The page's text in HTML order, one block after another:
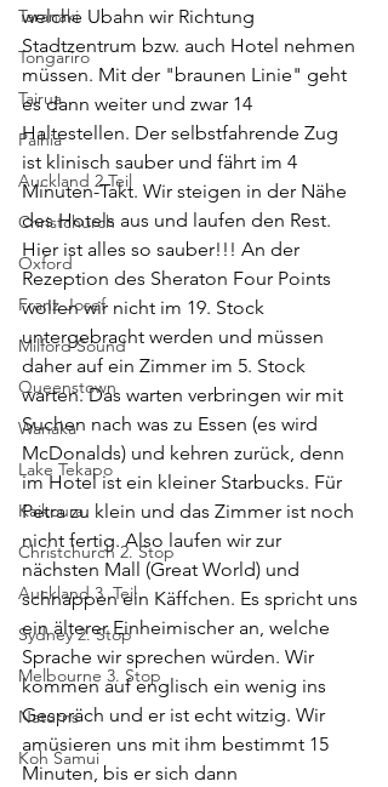
Taranaki
Tongariro
Tairua
Paihia
Auckland 2.Teil
Christchurch
Oxford
Franz-Josef
Milford Sound
Queenstown
Wanaka
Lake Tekapo
Kaikoura
Christchurch 2. Stop
Auckland 3. Teil
Sydney 2. Stop
Melbourne 3. Stop
Naturns
Koh Samui
welche Ubahn wir Richtung
Stadtzentrum bzw. auch Hotel nehmen
müssen. Mit der "braunen Linie" geht
es dann weiter und zwar 14
Haltestellen. Der selbstfahrende Zug
ist klinisch sauber und fährt im 4
Minuten-Takt. Wir steigen in der Nähe
des Hotels aus und laufen den Rest.
Hier ist alles so sauber!!! An der
Rezeption des Sheraton Four Points
wollen wir nicht im 19. Stock
untergebracht werden und müssen
daher auf ein Zimmer im 5. Stock
warten. Das warten verbringen wir mit
Suchen nach was zu Essen (es wird
McDonalds) und kehren zurück, denn
im Hotel ist ein kleiner Starbucks. Für
Petra zu klein und das Zimmer ist noch
nicht fertig. Also laufen wir zur
nächsten Mall (Great World) und
schnappen ein Käffchen. Es spricht uns
ein älterer Einheimischer an, welche
Sprache wir sprechen würden. Wir
kommen auf englisch ein wenig ins
Gespräch und er ist echt witzig. Wir
amüsieren uns mit ihm bestimmt 15
Minuten, bis er sich dann